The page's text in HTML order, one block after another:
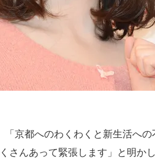
「京都へのわくわくと新生活へ
さんあって緊張します」と明かし